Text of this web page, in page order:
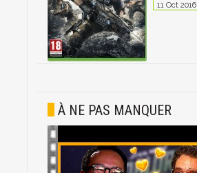
11 Oct 2016
À NE PAS MANQUER